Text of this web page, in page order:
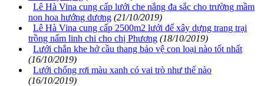
Lê Hà Vina cung cấp lưới che nắng đa sắc cho trường mầm
non hoa hướng dương (21/10/2019)
Lê Hà Vina cung cấp 2500m2 lưới để xây dựng trang trại
trồng nấm linh chi cho chị Phương (18/10/2019)
Lưới chắn khe hở cầu thang bảo vệ con loại nào tốt nhất
(16/10/2019)
Lưới chống rơi màu xanh có vai trò như thế nào
(16/10/2019)